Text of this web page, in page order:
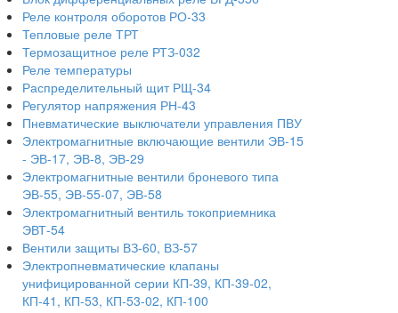
Реле контроля оборотов РО-33
Тепловые реле ТРТ
Термозащитное реле РТЗ-032
Реле температуры
Распределительный щит РЩ-34
Регулятор напряжения РН-43
Пневматические выключатели управления ПВУ
Электромагнитные включающие вентили ЭВ-15
- ЭВ-17, ЭВ-8, ЭВ-29
Электромагнитные вентили броневого типа
ЭВ-55, ЭВ-55-07, ЭВ-58
Электромагнитный вентиль токоприемника
ЭВТ-54
Вентили защиты ВЗ-60, ВЗ-57
Электропневматические клапаны
унифицированной серии КП-39, КП-39-02,
КП-41, КП-53, КП-53-02, КП-100